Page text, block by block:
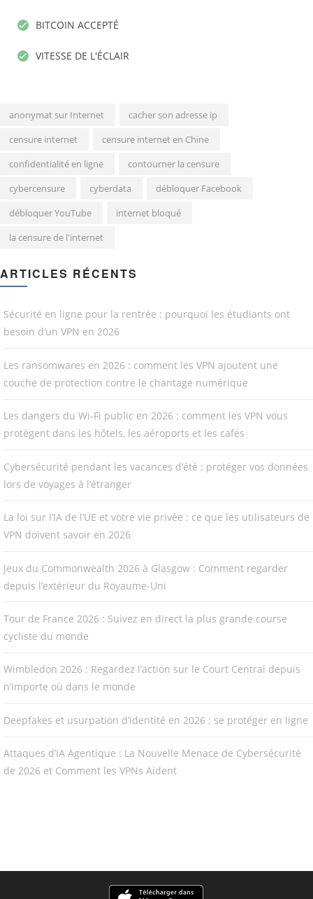
BITCOIN ACCEPTÉ
VITESSE DE L'ÉCLAIR
anonymat sur Internet
cacher son adresse ip
censure internet
censure internet en Chine
confidentialité en ligne
contourner la censure
cybercensure
cyberdata
débloquer Facebook
débloquer YouTube
internet bloqué
la censure de l'internet
ARTICLES RÉCENTS
Sécurité en ligne pour la rentrée : pourquoi les étudiants ont
besoin d’un VPN en 2026
Les ransomwares en 2026 : comment les VPN ajoutent une
couche de protection contre le chantage numérique
Les dangers du Wi-Fi public en 2026 : comment les VPN vous
protègent dans les hôtels, les aéroports et les cafés
Cybersécurité pendant les vacances d’été : protéger vos données
lors de voyages à l’étranger
La loi sur l’IA de l’UE et votre vie privée : ce que les utilisateurs de
VPN doivent savoir en 2026
Jeux du Commonwealth 2026 à Glasgow : Comment regarder
depuis l’extérieur du Royaume-Uni
Tour de France 2026 : Suivez en direct la plus grande course
cycliste du monde
Wimbledon 2026 : Regardez l’action sur le Court Central depuis
n’importe où dans le monde
Deepfakes et usurpation d’identité en 2026 : se protéger en ligne
Attaques d’IA Agentique : La Nouvelle Menace de Cybersécurité
de 2026 et Comment les VPNs Aident